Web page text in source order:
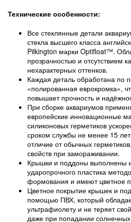
Технические особенности:
Все стеклянные детали
стекла высшего класса
Pilkington марки Optifloat™.
прозрачностью и отсутствием
нехарактерных оттенков.
Каждая деталь обработана по
«полированная еврокромка»,
повышает прочность и
При сборке аквариумов
европейские инновационные
силиконовых герметиков
сроком службы не менее 15
отличие от обычных
свойств при замораживании.
Крышки и поддоны выполнены
ударопрочного пластика
формования и имеют цветное
Цветное покрытие крышек и
помощью ПВХ, который
ультрафиолету и не теряет
даже при попадании